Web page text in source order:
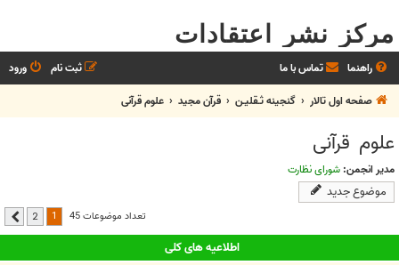
مرکز نشر اعتقادات
راهنما تماس با ما ورود
ثبت نام
صفحه اول تالار
گنجینه ثـقلیـن قرآن مجید علوم قرآنی
علوم قرآنی
مدیر انجمن: شورای نظارت
موضوع جدید
تعداد موضوعات 45 2 بعدی
اطلاعیه های کلی